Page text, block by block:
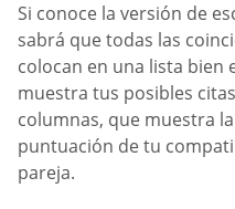
Si conoce la versión de
sabrá que todas las
colocan en una lista bien
muestra tus posibles
columnas, que muestra
puntuación de tu
pareja.